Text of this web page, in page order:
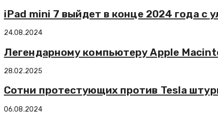
iPad mini 7 выйдет в конце 2024 года
24.08.2024
Легендарному компьютеру Apple
28.02.2025
Сотни протестующих против Tesla
06.08.2024